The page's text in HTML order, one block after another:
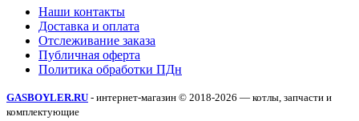
Наши контакты
Доставка и оплата
Отслеживание заказа
Публичная оферта
Политика обработки ПДн
GASBOYLER.RU - интернет-магазин © 2018-2026 — котлы, запчасти и
комплектующие